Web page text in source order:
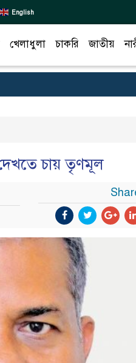
English
খেলাধুলা চাকরি জাতীয়
চায় তৃণমূল